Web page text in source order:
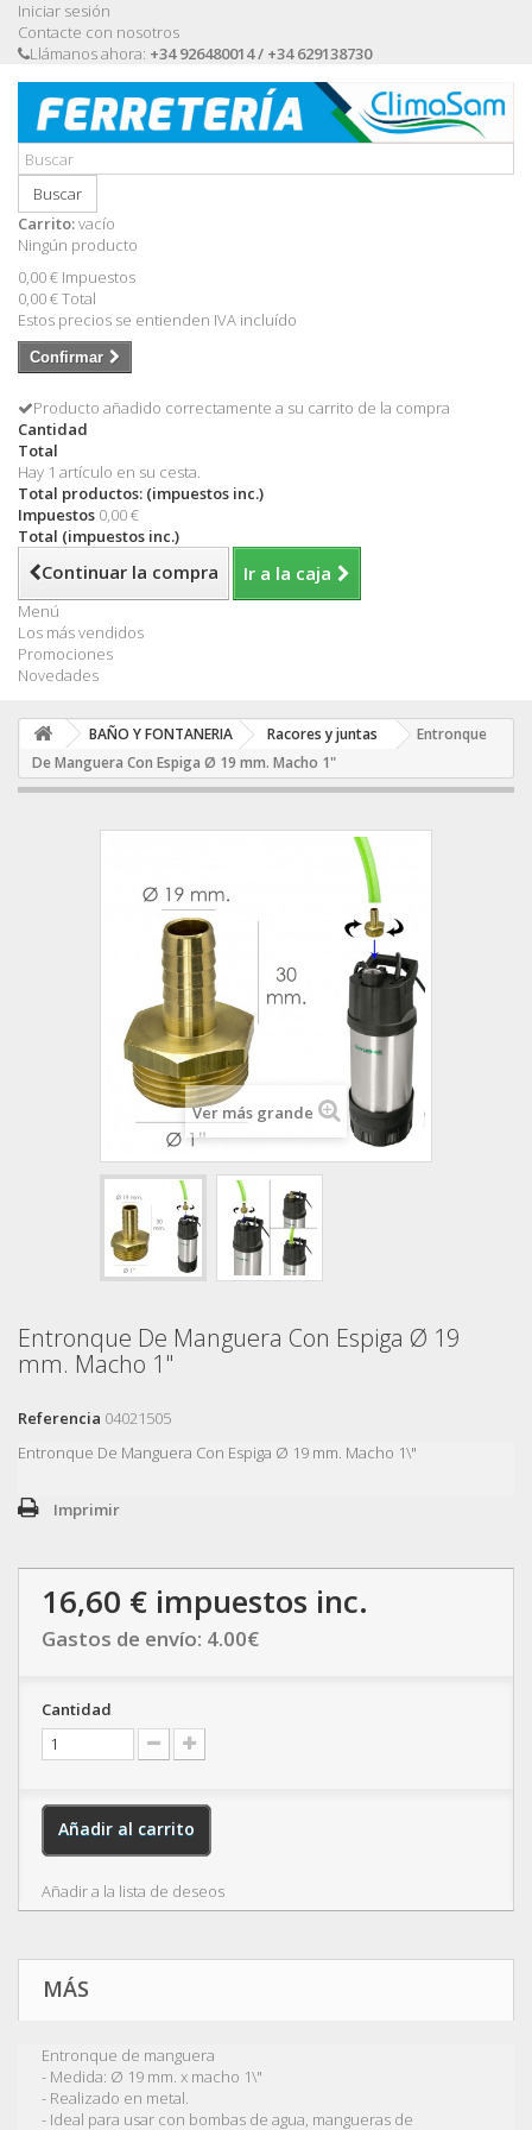
Iniciar sesión
Contacte con nosotros
Llámanos ahora: +34 926480014 / +34 629138730
Buscar
Carrito:vacío
Ningún producto
0,00 € Impuestos
0,00 €Total
Estos precios se entienden IVA incluído
Confirmar
Producto añadido correctamente a su carrito de la compra
Cantidad
Total
Hay 1 artículo en su cesta.
Total productos: (impuestos inc.)
Impuestos 0,00 €
Total (impuestos inc.)
Continuar la compra Ir a la caja
Menú
Los más vendidos
Promociones
Novedades
BAÑO Y FONTANERIA Racores y juntas
Entronque
De Manguera Con Espiga Ø 19 mm. Macho 1"
Ver más grande
Entronque De Manguera Con Espiga Ø 19
mm. Macho 1"
Referencia 04021505
Entronque De Manguera Con Espiga Ø 19 mm. Macho 1\"
Imprimir
16,60 € impuestos inc.
Gastos de envío: 4.00€
Cantidad
Añadir al carrito
Añadir a la lista de deseos
MÁS
Entronque de manguera
- Medida: Ø 19 mm. x macho 1\"
- Realizado en metal.
- Ideal para usar con bombas de agua, mangueras de